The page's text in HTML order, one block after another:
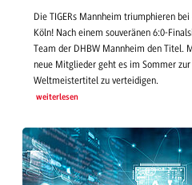
Die TIGERs Mannheim triumphieren
Köln! Nach einem souveränen 6:0-
Team der DHBW Mannheim den Titel.
neue Mitglieder geht es im Sommer
Weltmeistertitel zu verteidigen.
weiterlesen